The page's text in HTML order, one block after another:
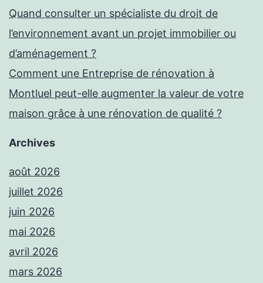
Quand consulter un spécialiste du droit de
l’environnement avant un projet immobilier ou
d’aménagement ?
Comment une Entreprise de rénovation à
Montluel peut-elle augmenter la valeur de votre
maison grâce à une rénovation de qualité ?
Archives
août 2026
juillet 2026
juin 2026
mai 2026
avril 2026
mars 2026